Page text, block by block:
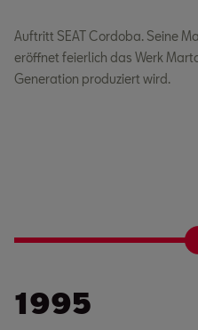
Auftritt SEAT Cordoba. Seine
eröffnet feierlich das Werk
Generation produziert wird.
1995